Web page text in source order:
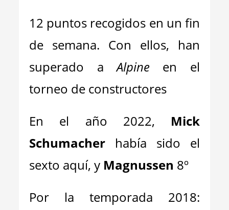
12 puntos recogidos en un fin
de semana. Con ellos, han
superado aAlpine en el
torneo de constructores
En el año 2022, Mick
Schumacher había sido el
sexto aquí, y Magnussen 8º
Por la temporada 2018: